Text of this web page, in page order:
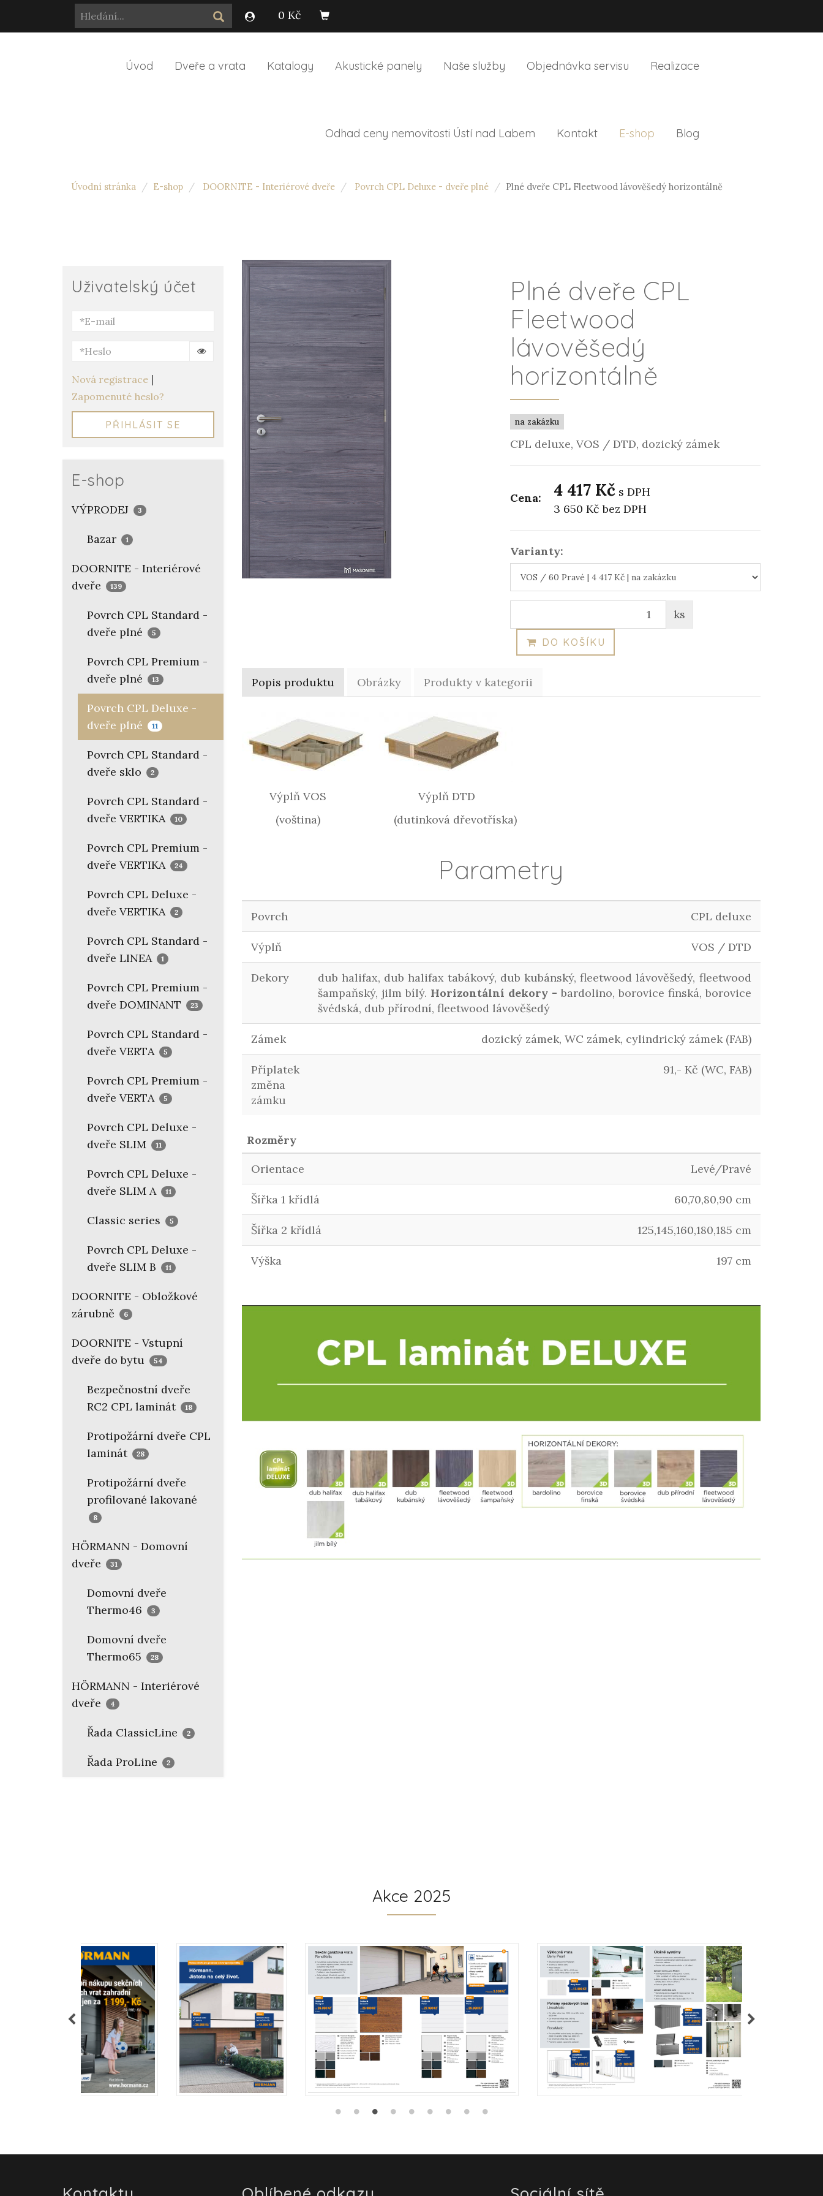
0 Kč
Úvod Dveře a vrata Katalogy Akustické panely Naše služby Objednávka servisu Realizace
Odhad ceny nemovitosti Ústí nad Labem Kontakt E-shop Blog
Úvodní stránka E-shop DOORNITE - Interiérové dveře Povrch CPL Deluxe - dveře plné Plné dveře CPL Fleetwood lávověšedý horizontálně
Uživatelský účet
Nová registrace |
Zapomenuté heslo?
PŘIHLÁSIT SE
E-shop
VÝPRODEJ 3
Bazar 1
DOORNITE - Interiérové
dveře
139
Povrch CPL Standard -
dveře plné
5
Povrch CPL Premium -
dveře plné
13
Povrch CPL Deluxe -
dveře plné
11
Povrch CPL Standard -
dveře sklo
2
Povrch CPL Standard -
dveře VERTIKA
10
Povrch CPL Premium -
dveře VERTIKA
24
Povrch CPL Deluxe -
dveře VERTIKA
2
Povrch CPL Standard -
dveře LINEA
1
Povrch CPL Premium -
dveře DOMINANT
23
Povrch CPL Standard -
dveře VERTA
5
Povrch CPL Premium -
dveře VERTA
5
Povrch CPL Deluxe -
dveře SLIM
11
Povrch CPL Deluxe -
dveře SLIM A
11
Classic series 5
Povrch CPL Deluxe -
dveře SLIM B
11
DOORNITE - Obložkové
zárubně
6
DOORNITE - Vstupní
dveře do bytu
54
Bezpečnostní dveře
RC2 CPL laminát
18
Protipožární dveře CPL
laminát
28
Protipožární dveře
profilované lakované
8
HÖRMANN - Domovní
dveře
31
Domovní dveře
Thermo46
3
Domovní dveře
Thermo65
28
HÖRMANN - Interiérové
dveře
4
Řada ClassicLine 2
Řada ProLine 2
Plné dveře CPL
Fleetwood
lávověšedý
horizontálně
na zakázku
CPL deluxe, VOS / DTD, dozický zámek
Cena: 4 417 Kč s DPH
3 650 Kčbez DPH
Varianty:
ks
DO KOŠÍKU
Popis produktu Obrázky Produkty v kategorii
Výplň VOS Výplň DTD
(voština) (dutinková dřevotříska)
Parametry
Povrch CPL deluxe
Výplň VOS / DTD
Dekory
dub halifax, dub halifax tabákový, dub kubánský, fleetwood lávověšedý, fleetwood
šampaňský, jilm bílý. Horizontální dekory - bardolino, borovice finská, borovice
švédská, dub přírodní, fleetwood lávověšedý
Zámek dozický zámek, WC zámek, cylindrický zámek (FAB)
Příplatek
změna
zámku
91,- Kč (WC, FAB)
Rozměry
Orientace Levé/Pravé
Šířka 1 křídlá 60,70,80,90 cm
Šířka 2 křídlá 125,145,160,180,185 cm
Výška 197 cm
Akce 2025